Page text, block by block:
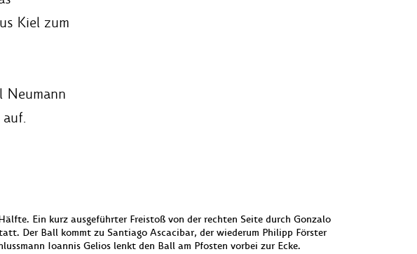
Kiel zum
Neumann
Ein kurz ausgeführter Freistoß von der rechten Seite durch Gonzalo
Der Ball kommt zu Santiago Ascacibar, der wiederum Philipp Förster
Ioannis Gelios lenkt den Ball am Pfosten vorbei zur Ecke.